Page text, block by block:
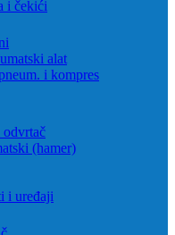
i čekići
alat
i kompres
(hamer)
i uređaji